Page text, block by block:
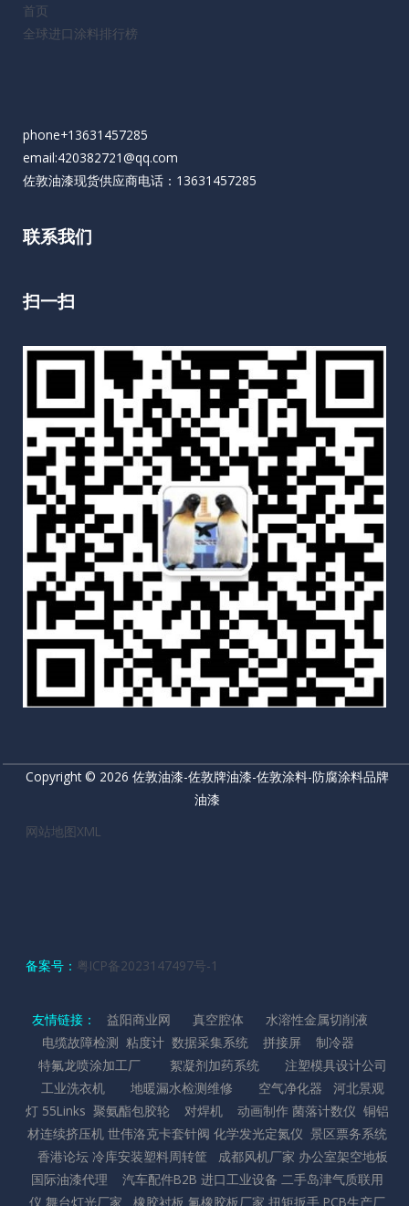
首页
全球进口涂料排行榜
phone+13631457285
email:420382721@qq.com
佐敦油漆现货供应商电话：13631457285
联系我们
扫一扫
Copyright © 2026 佐敦油漆-佐敦牌油漆-佐敦涂料-防腐涂料品牌
油漆
网站地图XML
备案号： 粤ICP备2023147497号-1
友情链接： 益阳商业网 真空腔体
水溶性金属切削液
电缆故障检测 粘度计 数据采集系统 拼接屏
制冷器
特氟龙喷涂加工厂
絮凝剂加药系统
注塑模具设计公司
工业洗衣机
地暖漏水检测维修 空气净化器
河北景观
灯 55Links 聚氨酯包胶轮 对焊机 动画制作 菌落计数仪 铜铝
材连续挤压机 世伟洛克卡套针阀 化学发光定氮仪 景区票务系统
香港论坛 冷库安装塑料周转筐 成都风机厂家 办公室架空地板
国际油漆代理
汽车配件B2B 进口工业设备 二手岛津气质联用
仪 舞台灯光厂家 橡胶衬板 氟橡胶板厂家 扭矩扳手 PCB生产厂